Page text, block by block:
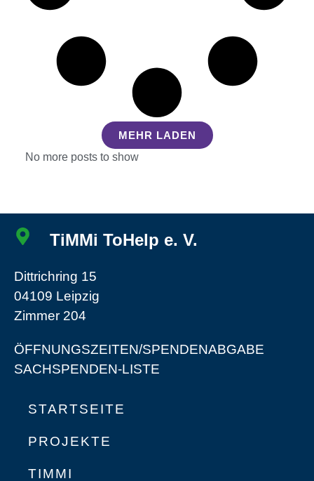
MEHR LADEN
No more posts to show
TiMMi ToHelp e. V.
Dittrichring 15
04109 Leipzig
Zimmer 204
ÖFFNUNGSZEITEN/SPENDENABGABE
SACHSPENDEN-LISTE
STARTSEITE
PROJEKTE
TIMMI